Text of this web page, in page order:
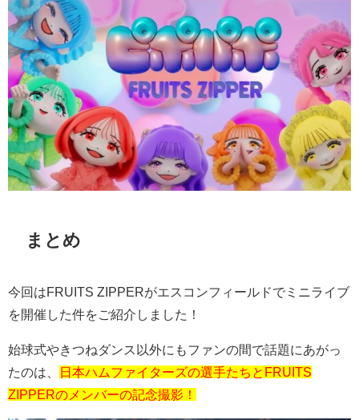
まとめ
今回はFRUITS ZIPPERがエスコンフィールドでミニライブ
を開催した件をご紹介しました！
始球式やきつねダンス以外にもファンの間で話題にあがっ
たのは、
日本ハムファイターズの選手たちとFRUITS
ZIPPERのメンバーの記念撮影！